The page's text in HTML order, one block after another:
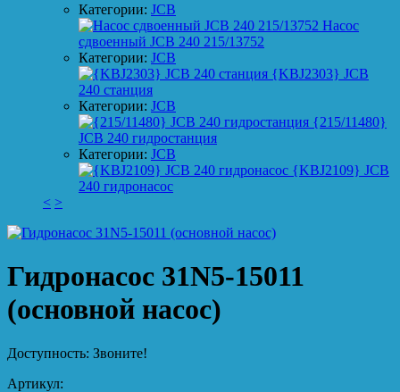
Категории: JCB
Насос
сдвоенный JCB 240 215/13752
Категории: JCB
{KBJ2303} JCB
240 станция
Категории: JCB
{215/11480}
JCB 240 гидростанция
Категории: JCB
{KBJ2109} JCB
240 гидронасос
< >
Гидронасос 31N5-15011
(основной насос)
Доступность: Звоните!
Артикул: